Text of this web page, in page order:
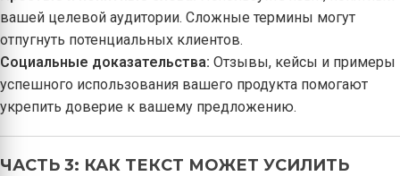
вашей целевой аудитории. Сложные термины могут
отпугнуть потенциальных клиентов.
Социальные доказательства: Отзывы, кейсы и примеры
успешного использования вашего продукта помогают
укрепить доверие к вашему предложению.
ЧАСТЬ 3: КАК ТЕКСТ МОЖЕТ УСИЛИТЬ